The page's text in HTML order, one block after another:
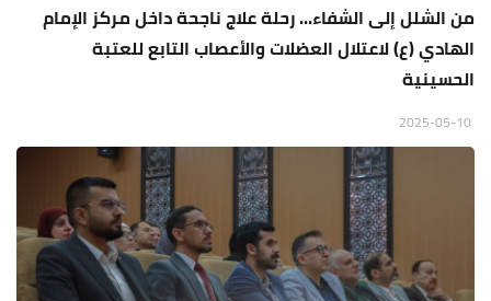
من الشلل إلى الشفاء... رحلة علاج ناجحة داخل مركز الإمام
الهادي (ع) لاعتلال العضلات والأعصاب التابع للعتبة
الحسينية